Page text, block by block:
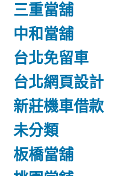
三重當舖
中和當舖
台北免留車
台北網頁設計
新莊機車借款
未分類
板橋當舖